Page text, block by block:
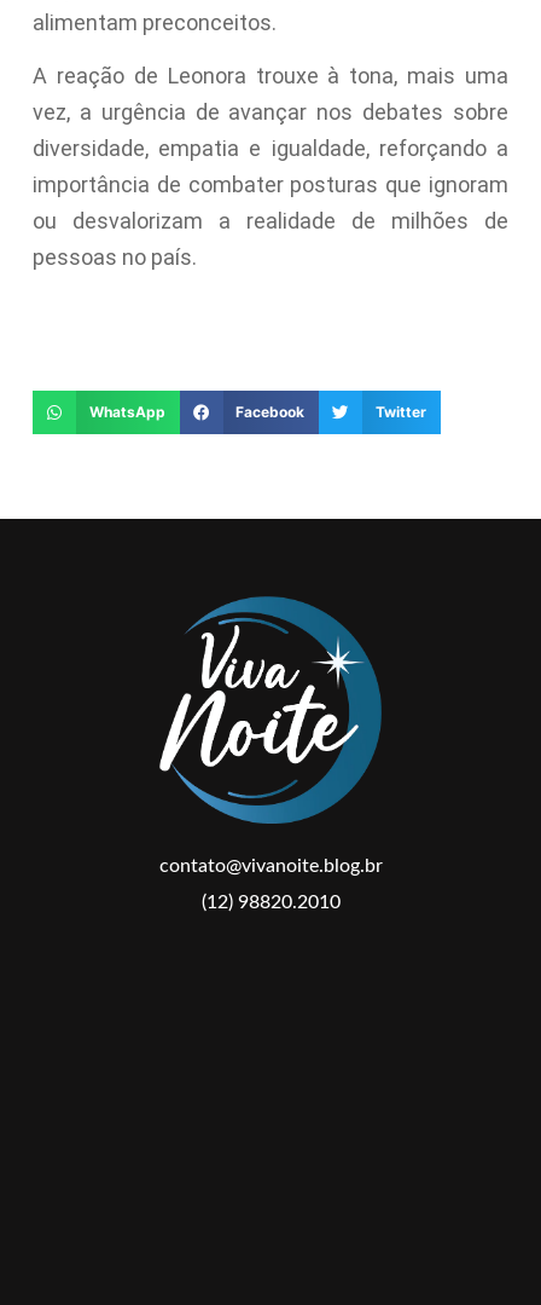
alimentam preconceitos.
A reação de Leonora trouxe à tona, mais uma
vez, a urgência de avançar nos debates sobre
diversidade, empatia e igualdade, reforçando a
importância de combater posturas que ignoram
ou desvalorizam a realidade de milhões de
pessoas no país.
WhatsApp Facebook Twitter
contato@vivanoite.blog.br
(12) 98820.2010